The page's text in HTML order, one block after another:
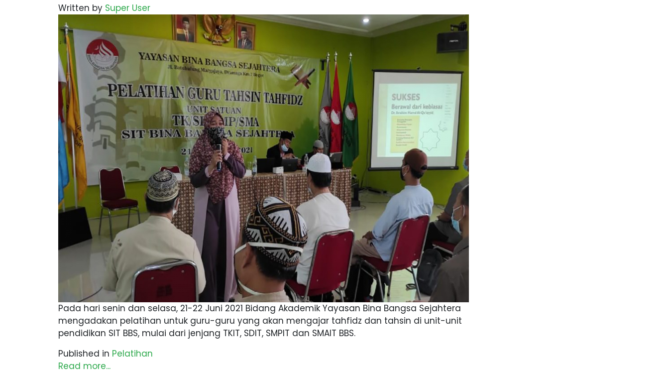
Written by Super User
Pada hari senin dan selasa, 21-22 Juni 2021 Bidang Akademik Yayasan Bina Bangsa Sejahtera
mengadakan pelatihan untuk guru-guru yang akan mengajar tahfidz dan tahsin di unit-unit
pendidikan SIT BBS, mulai dari jenjang TKIT, SDIT, SMPIT dan SMAIT BBS.
Published in Pelatihan
Read more...